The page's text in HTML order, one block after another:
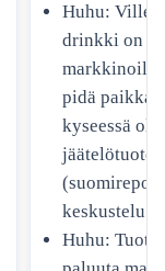
Huhu: Ville
drinkki on
pidä
kyseessä oli
jäätelötuote.
Huhu: